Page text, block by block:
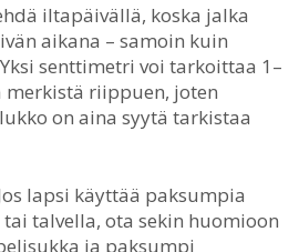
iltapäivällä, koska jalka
aikana – samoin kuin
senttimetri voi tarkoittaa 1–
merkistä riippuen, joten
on aina syytä tarkistaa
lapsi käyttää paksumpia
talvella, ota sekin huomioon
ja paksumpi